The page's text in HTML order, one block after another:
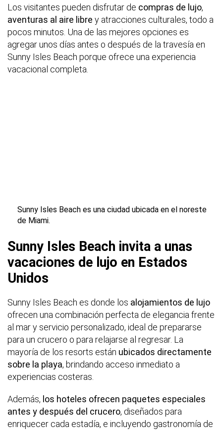
Los visitantes pueden disfrutar de compras de lujo,
aventuras al aire libre y atracciones culturales, todo a
pocos minutos. Una de las mejores opciones es
agregar unos días antes o después de la travesía en
Sunny Isles Beach porque ofrece una experiencia
vacacional completa.
Sunny Isles Beach es una ciudad ubicada en el noreste
de Miami.
Sunny Isles Beach invita a unas
vacaciones de lujo en Estados
Unidos
Sunny Isles Beach es donde los alojamientos de lujo
ofrecen una combinación perfecta de elegancia frente
al mar y servicio personalizado, ideal de prepararse
para un crucero o para relajarse al regresar. La
mayoría de los resorts están ubicados directamente
sobre la playa, brindando acceso inmediato a
experiencias costeras.
Además, los hoteles ofrecen paquetes especiales
antes y después del crucero, diseñados para
enriquecer cada estadía, e incluyendo gastronomía de